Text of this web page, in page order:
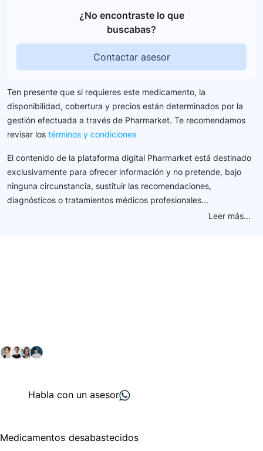
¿No encontraste lo que
buscabas?
Contactar asesor
Ten presente que si requieres este medicamento, la
disponibilidad, cobertura y precios están determinados por la
gestión efectuada a través de Pharmarket. Te recomendamos
revisar los términos y condiciones
El contenido de la plataforma digital Pharmarket está destinado
exclusivamente para ofrecer información y no pretende, bajo
ninguna circunstancia, sustituir las recomendaciones,
diagnósticos o tratamientos médicos profesionales...
Leer más...
Habla con un asesor
Medicamentos desabastecidos